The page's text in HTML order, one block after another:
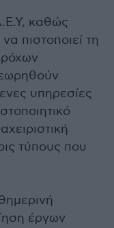
καθώς
πιστοποιεί τη
υπηρεσίες
τύπους που
έργων